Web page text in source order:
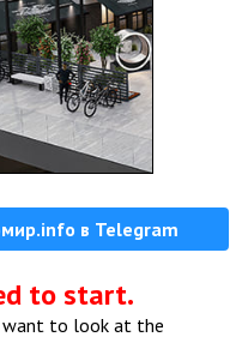
в Telegram
to start.
want to look at the